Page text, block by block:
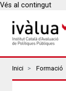
Vés al contingut
Inici Formació